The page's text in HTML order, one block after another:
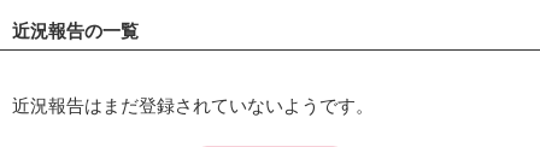
近況報告の一覧
近況報告はまだ登録されていないようです。